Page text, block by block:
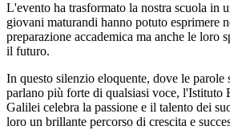
L'evento ha trasformato la nostra scuola in
giovani maturandi hanno potuto esprimere
preparazione accademica ma anche le loro
il futuro.
In questo silenzio eloquente, dove le parole
parlano più forte di qualsiasi voce, l'Istituto
Galilei celebra la passione e il talento dei
loro un brillante percorso di crescita e